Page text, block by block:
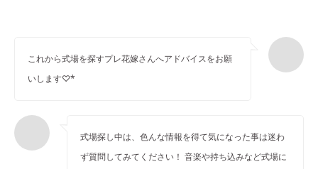
これから式場を探すプレ花嫁さんへアドバイスをお願
いします♡*
式場探し中は、色んな情報を得て気になった事は迷わ
ず質問してみてください！ 音楽や持ち込みなど式場に